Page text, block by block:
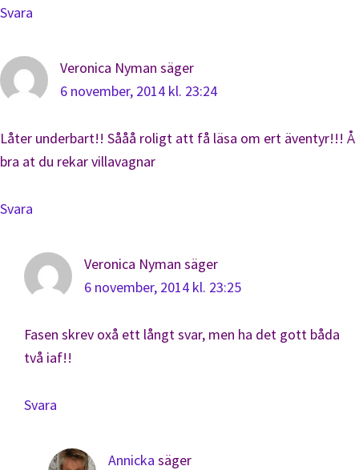
Svara
Veronica Nyman säger
6 november, 2014 kl. 23:24
Låter underbart!! Sååå roligt att få läsa om ert äventyr!!! Å
bra at du rekar villavagnar
Svara
Veronica Nyman säger
6 november, 2014 kl. 23:25
Fasen skrev oxå ett långt svar, men ha det gott båda
två iaf!!
Svara
Annicka säger